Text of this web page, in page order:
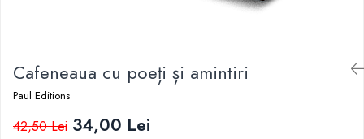
Jurnale/Memorii
Manuale scolare/Cursuri
Medicină
Cafeneaua cu poeți și amintiri
Paul Editions
42,50 Lei 34,00 Lei